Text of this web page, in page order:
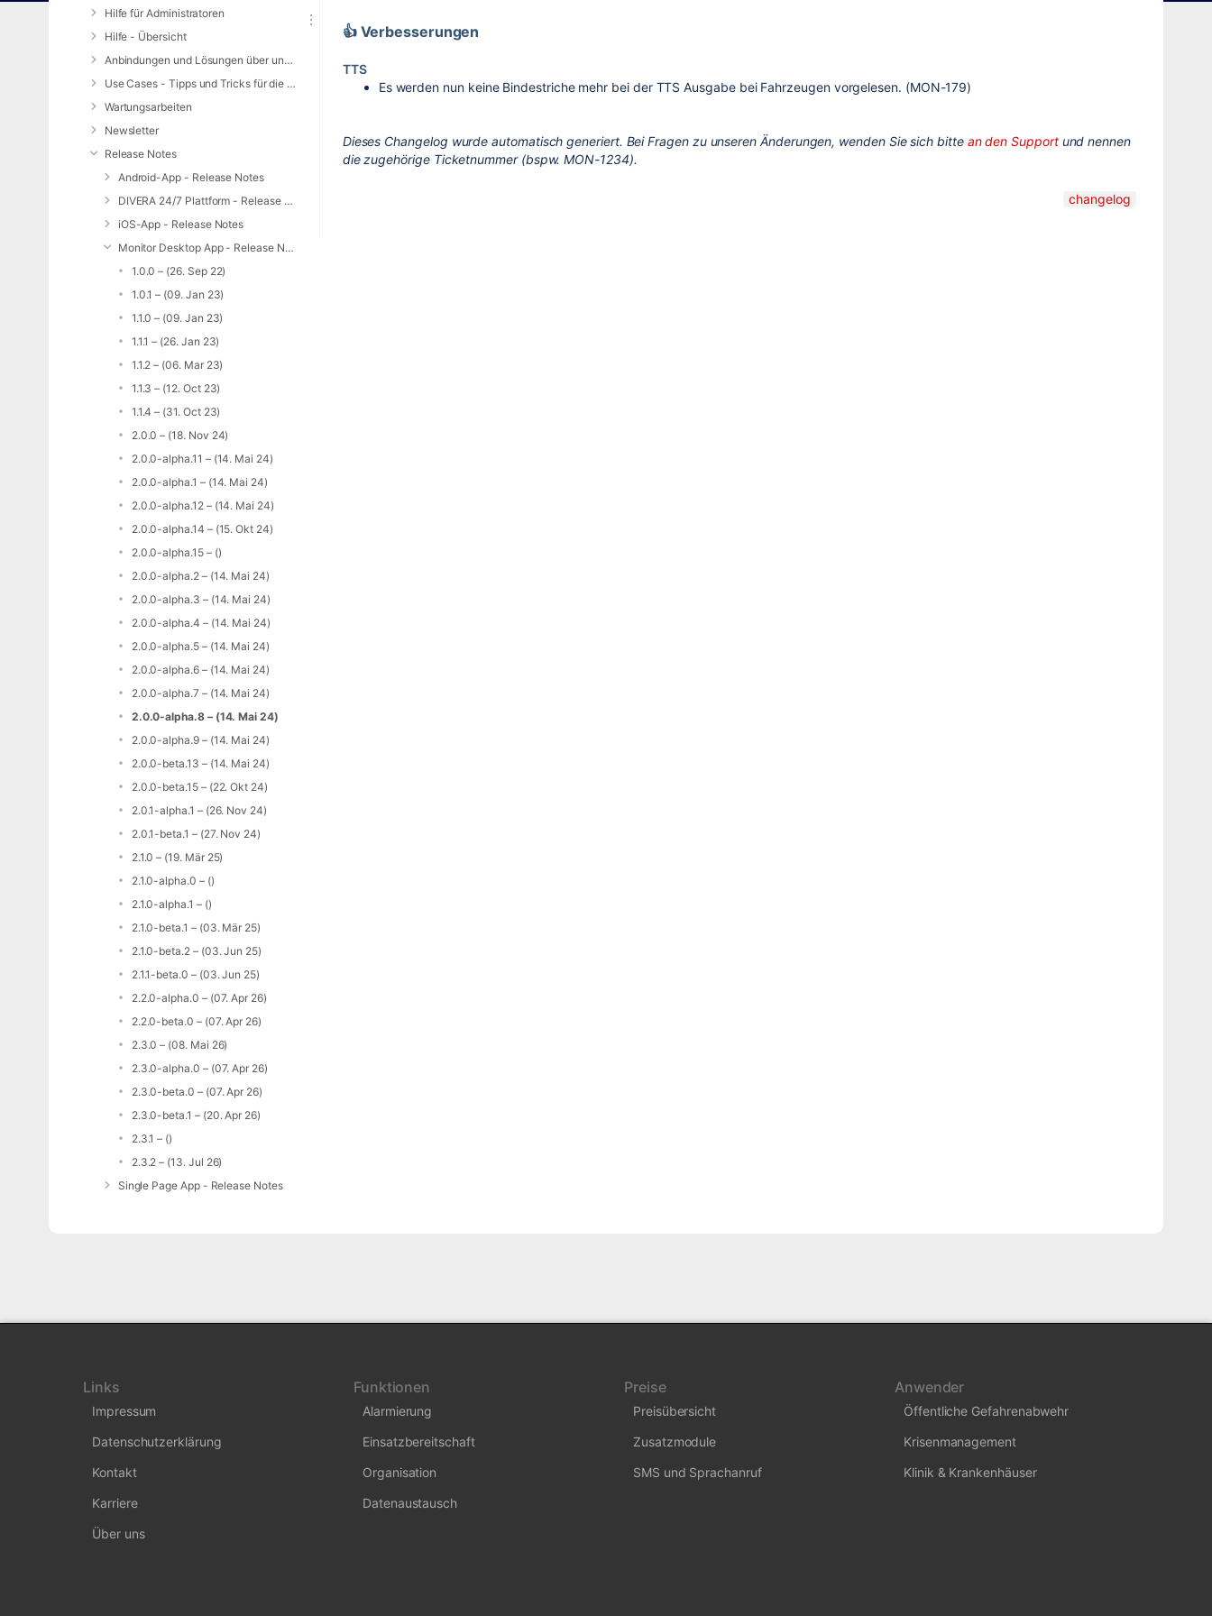
Hilfe für Administratoren
Hilfe - Übersicht
Anbindungen und Lösungen über unsere Web-Schnittstelle (REST-API)
Use Cases - Tipps und Tricks für die Anwendung von DIVERA 24/7
Wartungsarbeiten
Newsletter
Release Notes
Android-App - Release Notes
DIVERA 24/7 Plattform - Release Notes
iOS-App - Release Notes
Monitor Desktop App - Release Notes
1.0.0 – (26. Sep 22)
1.0.1 – (09. Jan 23)
1.1.0 – (09. Jan 23)
1.1.1 – (26. Jan 23)
1.1.2 – (06. Mar 23)
1.1.3 – (12. Oct 23)
1.1.4 – (31. Oct 23)
2.0.0 – (18. Nov 24)
2.0.0-alpha.11 – (14. Mai 24)
2.0.0-alpha.1 – (14. Mai 24)
2.0.0-alpha.12 – (14. Mai 24)
2.0.0-alpha.14 – (15. Okt 24)
2.0.0-alpha.15 – ()
2.0.0-alpha.2 – (14. Mai 24)
2.0.0-alpha.3 – (14. Mai 24)
2.0.0-alpha.4 – (14. Mai 24)
2.0.0-alpha.5 – (14. Mai 24)
2.0.0-alpha.6 – (14. Mai 24)
2.0.0-alpha.7 – (14. Mai 24)
2.0.0-alpha.8 – (14. Mai 24)
2.0.0-alpha.9 – (14. Mai 24)
2.0.0-beta.13 – (14. Mai 24)
2.0.0-beta.15 – (22. Okt 24)
2.0.1-alpha.1 – (26. Nov 24)
2.0.1-beta.1 – (27. Nov 24)
2.1.0 – (19. Mär 25)
2.1.0-alpha.0 – ()
2.1.0-alpha.1 – ()
2.1.0-beta.1 – (03. Mär 25)
2.1.0-beta.2 – (03. Jun 25)
2.1.1-beta.0 – (03. Jun 25)
2.2.0-alpha.0 – (07. Apr 26)
2.2.0-beta.0 – (07. Apr 26)
2.3.0 – (08. Mai 26)
2.3.0-alpha.0 – (07. Apr 26)
2.3.0-beta.0 – (07. Apr 26)
2.3.0-beta.1 – (20. Apr 26)
2.3.1 – ()
2.3.2 – (13. Jul 26)
Single Page App - Release Notes
👍 Verbesserungen
TTS
Es werden nun keine Bindestriche mehr bei der TTS Ausgabe bei Fahrzeugen vorgelesen. (MON-179)
Dieses Changelog wurde automatisch generiert. Bei Fragen zu unseren Änderungen, wenden Sie sich bitte an den Supportund nennen
die zugehörige Ticketnummer (bspw. MON-1234).
changelog
Links
Impressum
Datenschutzerklärung
Kontakt
Karriere
Über uns
Funktionen
Alarmierung
Einsatzbereitschaft
Organisation
Datenaustausch
Preise
Preisübersicht
Zusatzmodule
SMS und Sprachanruf
Anwender
Öffentliche Gefahrenabwehr
Krisenmanagement
Klinik & Krankenhäuser